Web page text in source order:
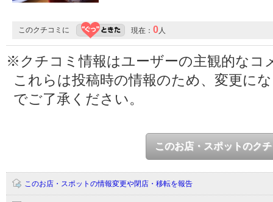
このクチコミに 現在： 0人
※クチコミ情報はユーザーの主観的なコ
これらは投稿時の情報のため、変更に
でご了承ください。
このお店・スポットのク
このお店・スポットの情報変更や閉店・移転を報告